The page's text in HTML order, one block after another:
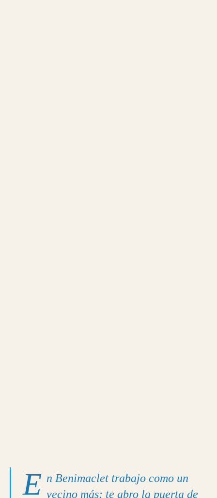
E n Benimaclet trabajo como un
vecino más: te abro la puerta de